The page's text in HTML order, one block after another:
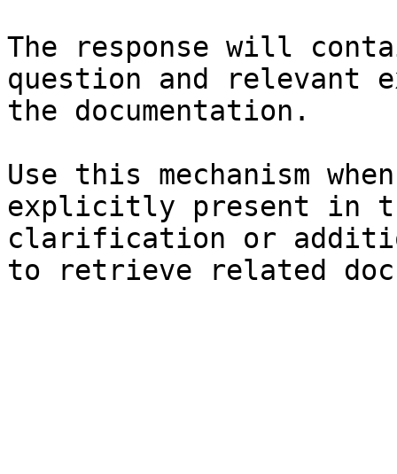
The response will
question and relevant
the documentation.
Use this mechanism
explicitly present in
clarification or